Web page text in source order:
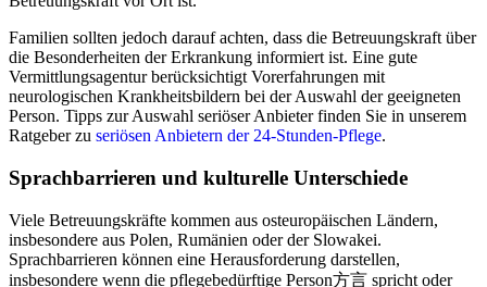
Familien sollten jedoch darauf achten, dass die Betreuungskraft über
die Besonderheiten der Erkrankung informiert ist. Eine gute
Vermittlungsagentur berücksichtigt Vorerfahrungen mit
neurologischen Krankheitsbildern bei der Auswahl der geeigneten
Person. Tipps zur Auswahl seriöser Anbieter finden Sie in unserem
Ratgeber zu seriösen Anbietern der 24-Stunden-Pflege.
Sprachbarrieren und kulturelle Unterschiede
Viele Betreuungskräfte kommen aus osteuropäischen Ländern,
insbesondere aus Polen, Rumänien oder der Slowakei.
Sprachbarrieren können eine Herausforderung darstellen,
insbesondere wenn die pflegebedürftige Person方言 spricht oder